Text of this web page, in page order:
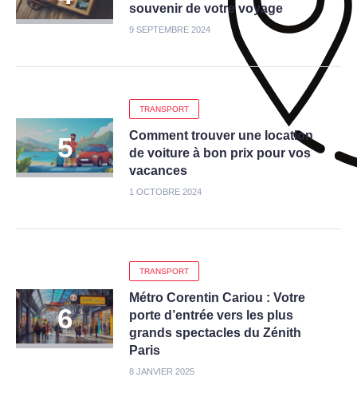
souvenir de votre voyage
9 SEPTEMBRE 2024
TRANSPORT
Comment trouver une location
de voiture à bon prix pour vos
vacances
1 OCTOBRE 2024
TRANSPORT
Métro Corentin Cariou : Votre
porte d’entrée vers les plus
grands spectacles du Zénith
Paris
8 JANVIER 2025